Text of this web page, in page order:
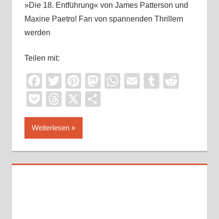
»Die 18. Entführung« von James Patterson und
Maxine Paetro! Fan von spannenden Thrillern
werden
Teilen mit:
Facebook
TwitterPinterest
Mastodon
WhatsApp
EmailTumblr
PocketThreads
X
Weiterlesen